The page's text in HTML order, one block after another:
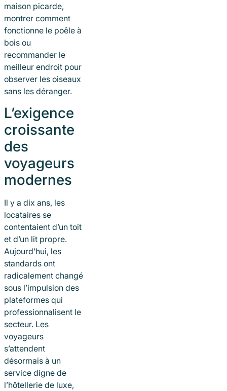
maison picarde,
montrer comment
fonctionne le poêle à
bois ou
recommander le
meilleur endroit pour
observer les oiseaux
sans les déranger.
L’exigence
croissante
des
voyageurs
modernes
Il y a dix ans, les
locataires se
contentaient d’un toit
et d’un lit propre.
Aujourd’hui, les
standards ont
radicalement changé
sous l’impulsion des
plateformes qui
professionnalisent le
secteur. Les
voyageurs
s’attendent
désormais à un
service digne de
l’hôtellerie de luxe,